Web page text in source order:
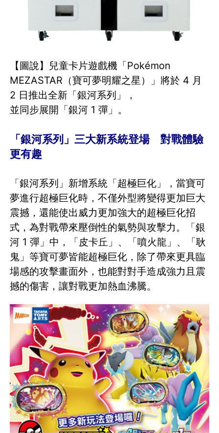
【圖說】兒童卡片遊戲機「Pokémon
MEZASTAR（寶可夢明耀之星）」將於 4 月
2 日推出全新「銀河系列」，
並同步展開「銀河 1 彈」。
「銀河系列」三大新系統登場 對戰體驗
更有趣
「銀河系列」新增系統「超極巨化」，當寶可
夢進行超極巨化時，不僅外型將變得更加巨大
震撼，還能使出威力更加強大的超極巨化招
式，為對戰帶來壓倒性的氣勢與攻擊力。「銀
河 1 彈」中，「皮卡丘」、「噴火龍」、「耿
鬼」等寶可夢皆能超極巨化，除了帶來更具臨
場感的攻擊畫面外，也能對對手造成強力且震
撼的傷害，讓對戰更加熱血沸騰。